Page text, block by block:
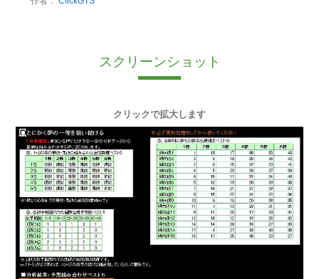
スクリーンショット
クリックで拡大します